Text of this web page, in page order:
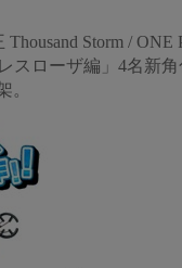
Storm / ONE
スローザ編」4名新角
。